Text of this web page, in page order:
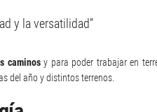
y la versatilidad”
caminosy para poder trabajar en
del año y distintos terrenos.